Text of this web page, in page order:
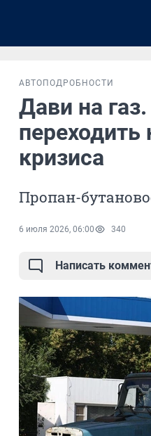
АВТО ПОДРОБНОСТИ
Дави на
переходить
кризиса
Пропан-
6 июля 2026, 06:00 340
Написать